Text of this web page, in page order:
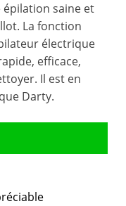
saine et
La fonction
électrique
efficace,
Il est en
Darty.